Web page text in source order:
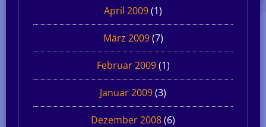
April 2009(1)
März 2009(7)
Februar 2009(1)
Januar 2009(3)
Dezember 2008(6)